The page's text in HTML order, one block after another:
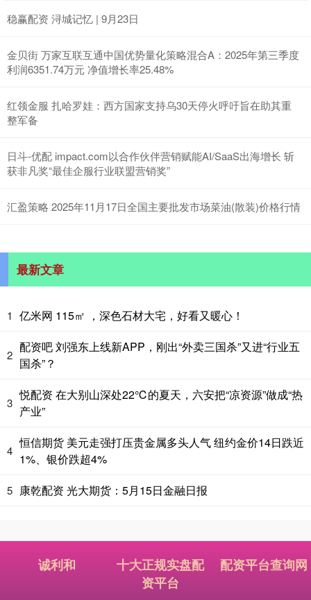
稳赢配资 浔城记忆 | 9月23日
金贝街 万家互联互通中国优势量化策略混合A：2025年第三季度
利润6351.74万元 净值增长率25.48%
红领金服 扎哈罗娃：西方国家支持乌30天停火呼吁旨在助其重
整军备
日斗-优配 impact.com以合作伙伴营销赋能AI/SaaS出海增长 斩
获非凡奖“最佳企服行业联盟营销奖”
汇盈策略 2025年11月17日全国主要批发市场菜油(散装)价格行情
最新文章
1 亿米网 115㎡ ，深色石材大宅，好看又暖心！
2
配资吧 刘强东上线新APP，刚出“外卖三国杀”又进“行业五
国杀”？
3
悦配资 在大别山深处22℃的夏天，六安把“凉资源”做成“热
产业”
4
恒信期货 美元走强打压贵金属多头人气 纽约金价14日跌近
1%、银价跌超4%
5 康乾配资 光大期货：5月15日金融日报
诚利和
十大正规实盘配
资平台
配资平台查询网